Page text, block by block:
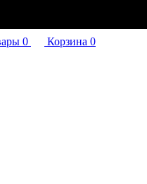
0 Корзина 0